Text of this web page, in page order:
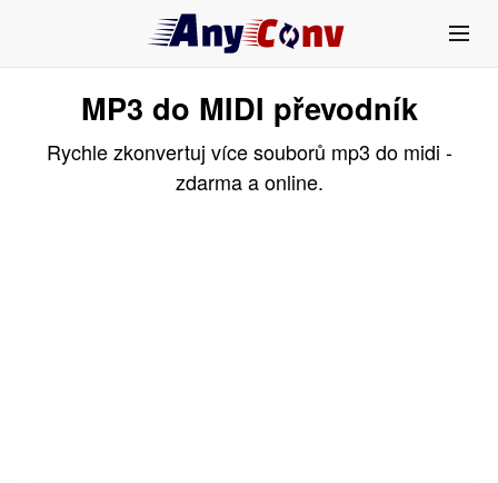
MP3 do MIDI převodník
Rychle zkonvertuj více souborů mp3 do midi -
zdarma a online.